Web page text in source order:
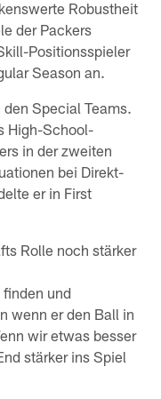
Robustheit
der Packers
Positionsspieler
Season an.
Special Teams.
High-School-
in der zweiten
bei Direkt-
er in First
Rolle noch stärker
und
wenn er den Ball in
wir etwas besser
stärker ins Spiel